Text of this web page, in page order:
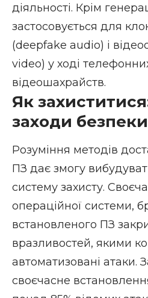
діяльності. Крім
застосовується для
(deepfake audio) і
video) у ході
відеошахрайств.
Як
заходи безпеки
Розуміння методів
ПЗ дає змогу
систему захисту.
операційної системи,
встановленого ПЗ
вразливостей, якими
автоматизовані атаки.
своєчасне